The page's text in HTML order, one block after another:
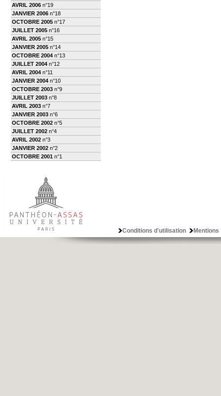
AVRIL 2006 n°19
JANVIER 2006 n°18
OCTOBRE 2005 n°17
JUILLET 2005 n°16
AVRIL 2005 n°15
JANVIER 2005 n°14
OCTOBRE 2004 n°13
JUILLET 2004 n°12
AVRIL 2004 n°11
JANVIER 2004 n°10
OCTOBRE 2003 n°9
JUILLET 2003 n°8
AVRIL 2003 n°7
JANVIER 2003 n°6
OCTOBRE 2002 n°5
JUILLET 2002 n°4
AVRIL 2002 n°3
JANVIER 2002 n°2
OCTOBRE 2001 n°1
Conditions d'utilisation Mentions